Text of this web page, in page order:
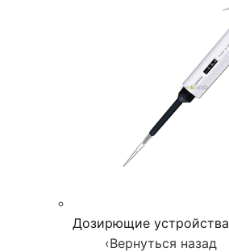
Дозирющие устройства
‹Вернуться назад